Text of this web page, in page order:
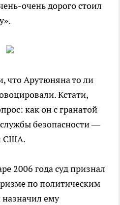
очень дорого стоил
что Арутюняна то ли
Кстати,
как он с гранатой
безопасности —
США.
2006 года суд признал
по политическим
ему